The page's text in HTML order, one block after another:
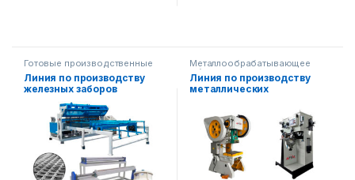
Готовые производственные
линии
Металлообрабатывающее
оборудование
Линия по производству
железных заборов
Металлообрабатывающее
оборудование
Линия по производству
металлических